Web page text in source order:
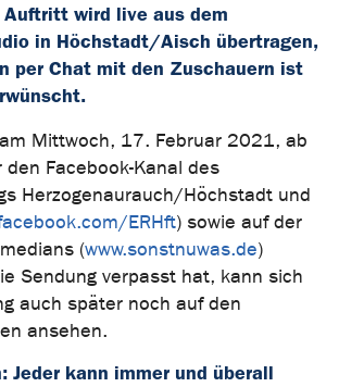
Auftritt wird live aus dem
in Höchstadt/Aisch übertragen,
per Chat mit den Zuschauern ist
Mittwoch, 17. Februar 2021, ab
Facebook-Kanal des
Herzogenaurauch/Höchstadt und
ERHft) sowie auf der
(www.sonstnuwas.de)
Sendung verpasst hat, kann sich
auch später noch auf den
ansehen.
Jeder kann immer und überall